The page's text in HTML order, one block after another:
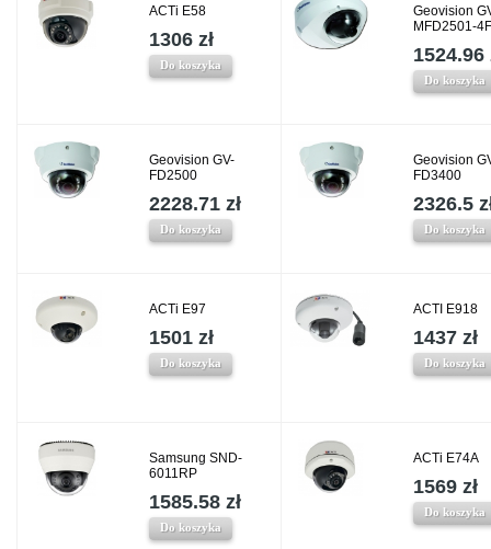
ACTi E58
1306 zł
Do koszyka
Geovision
MFD2501-4F
1524.96
Do koszyka
Geovision GV-
FD2500
2228.71 zł
Do koszyka
Geovision
FD3400
2326.5
Do koszyka
ACTi E97
1501 zł
Do koszyka
ACTI E918
1437 zł
Do koszyka
Samsung SND-
6011RP
1585.58 zł
Do koszyka
ACTi E74A
1569 zł
Do koszyka